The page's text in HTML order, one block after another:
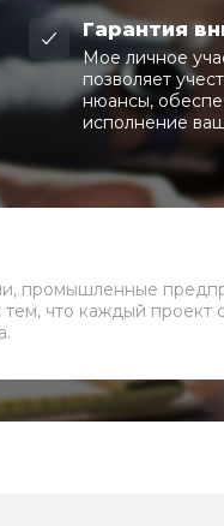
Гарантия
Мое личное
позволяет
нюансы,
исполнение
промышленные
что каждый проект